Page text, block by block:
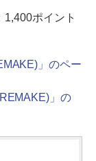
1,400ポイント
」のペー
」の